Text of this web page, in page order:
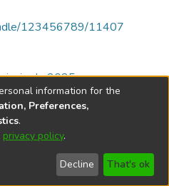
123456789/11407
junio de 2025
de Córdoba
information for the
Preferences,
.
privacy policy.
Decline That's ok